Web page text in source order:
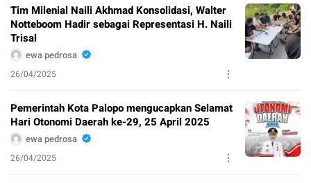
Tim Milenial Naili Akhmad Konsolidasi, Walter
Notteboom Hadir sebagai Representasi H. Naili
Trisal
ewa pedrosa
26/04/2025
Pemerintah Kota Palopo mengucapkan Selamat
Hari Otonomi Daerah ke-29, 25 April 2025
ewa pedrosa
26/04/2025